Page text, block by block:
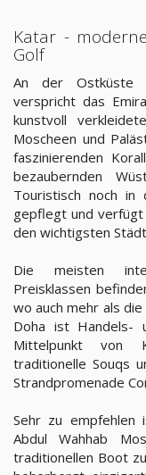
Katar -
Golf
An der Ostküste
verspricht das
kunstvoll
Moscheen und
faszinierenden
bezaubernden
Touristisch noch in
gepflegt und verfügt
den wichtigsten
Die meisten
Preisklassen
wo auch mehr als
Doha ist Handels-
Mittelpunkt von
traditionelle Souqs
Strandpromenade
Sehr zu empfehlen
Abdul Wahhab
traditionellen Boot